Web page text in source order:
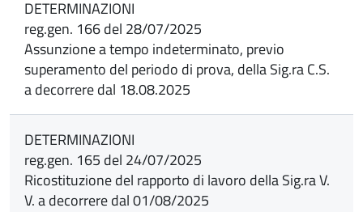
DETERMINAZIONI
reg.gen. 166 del 28/07/2025
Assunzione a tempo indeterminato, previo
superamento del periodo di prova, della Sig.ra C.S.
a decorrere dal 18.08.2025
DETERMINAZIONI
reg.gen. 165 del 24/07/2025
Ricostituzione del rapporto di lavoro della Sig.ra V.
V. a decorrere dal 01/08/2025